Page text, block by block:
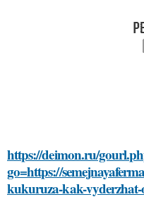
https://deimon.ru/
go=https://
kukuruza-kak-vyderzhat-